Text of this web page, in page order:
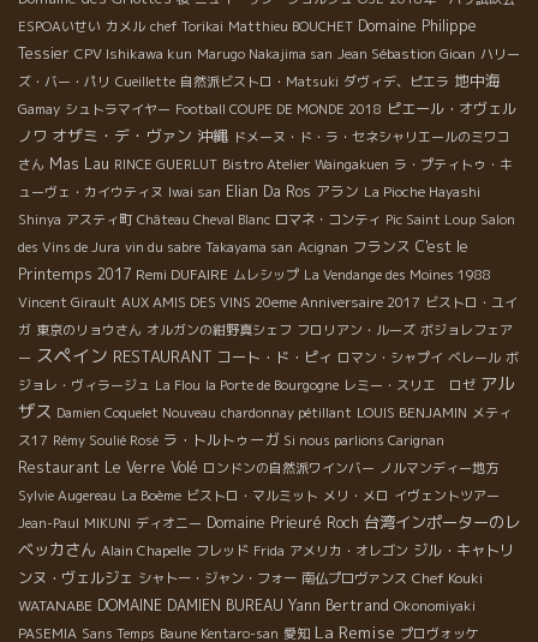
ESPOAいせい カメル chef Torikai Matthieu BOUCHET Domaine Philippe
Tessier CPV Ishikawa kun Marugo Nakajima san Jean Sébastion Gioan ハリー
ズ・バー・パリ Cueillette 自然派ビストロ・Matsuki ダヴィデ、ピエラ 地中海
Gamay シュトラマイヤー Football COUPE DE MONDE 2018 ピエール・オヴェル
ノワ オザミ・デ・ヴァン 沖縄 ドメーヌ・ド・ラ・セネシャリエールのミワコ
さん Mas Lau RINCE GUERLUT Bistro Atelier Waingakuen ラ・プティトゥ・キ
ューヴェ・カイウティヌ Iwai san Elian Da Ros アラン La Pioche Hayashi
Shinya アスティ町 Château Cheval Blanc ロマネ・コンティ Pic Saint Loup Salon
des Vins de Jura vin du sabre Takayama san Acignan フランス C'est le
Printemps 2017 Remi DUFAIRE ムレシップ La Vendange des Moines 1988
Vincent Girault AUX AMIS DES VINS 20eme Anniversaire 2017 ビストロ・ユイ
ガ 東京のリョウさん オルガンの紺野真シェフ フロリアン・ルーズ ボジョレフェア
ー スペイン RESTAURANT コート・ド・ピィ ロマン・シャプイ ベレール ボ
ジョレ・ヴィラージュ La Flou la Porte de Bourgogne レミー・スリエ ロゼ アル
ザス Damien Coquelet Nouveau chardonnay pétillant LOUIS BENJAMIN メティ
ス17 Rémy Soulié Rosé ラ・トルトゥーガ Si nous parlions Carignan
Restaurant Le Verre Volé ロンドンの自然派ワインバー ノルマンディー地方
Sylvie Augereau La Boème ビストロ・マルミット メリ・メロ イヴェントツアー
Jean-Paul MIKUNI ディオニー Domaine Prieuré Roch 台湾インポーターのレ
ベッカさん Alain Chapelle フレッド Frida アメリカ・オレゴン ジル・キャトリ
ンヌ・ヴェルジェ シャトー・ジャン・フォー 南仏プロヴァンス Chef Kouki
WATANABE DOMAINE DAMIEN BUREAU Yann Bertrand Okonomiyaki
PASEMIA Sans Temps Baune Kentaro-san 愛知 La Remise プロヴォッケ